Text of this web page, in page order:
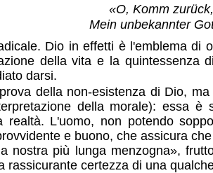
«O, Komm zurück,
Mein unbekannter
Dio in effetti è l'emblema di
della vita e la quintessenza
darsi.
della non-esistenza di Dio,
della morale): essa
realtà. L'uomo, non potendo
e buono, che assicura
nostra più lunga menzogna ,
rassicurante certezza di una